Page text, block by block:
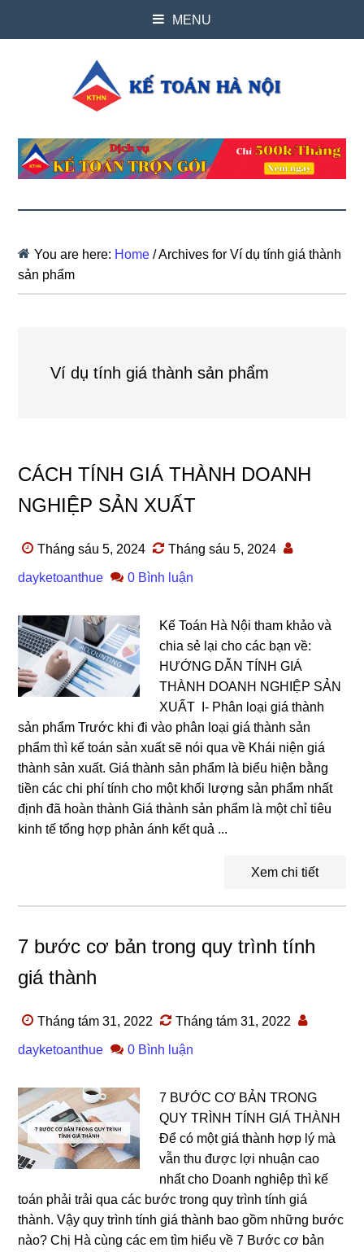
MENU
You are here: Home /Archives for Ví dụ tính giá thành
sản phẩm
Ví dụ tính giá thành sản phẩm
CÁCH TÍNH GIÁ THÀNH DOANH
NGHIỆP SẢN XUẤT
Tháng sáu 5, 2024 Tháng sáu 5, 2024
dayketoanthue 0 Bình luận
Kế Toán Hà Nội tham khảo và
chia sẻ lại cho các bạn về:
HƯỚNG DẪN TÍNH GIÁ
THÀNH DOANH NGHIỆP SẢN
XUẤT I- Phân loại giá thành
sản phẩm Trước khi đi vào phân loại giá thành sản
phẩm thì kế toán sản xuất sẽ nói qua về Khái niện giá
thành sản xuất. Giá thành sản phẩm là biểu hiện bằng
tiền các chi phí tính cho một khối lượng sản phẩm nhất
định đã hoàn thành Giá thành sản phẩm là một chỉ tiêu
kinh tế tổng hợp phản ánh kết quả ...
Xem chi tiết
7 bước cơ bản trong quy trình tính
giá thành
Tháng tám 31, 2022 Tháng tám 31, 2022
dayketoanthue 0 Bình luận
7 BƯỚC CƠ BẢN TRONG
QUY TRÌNH TÍNH GIÁ THÀNH
Để có một giá thành hợp lý mà
vẫn thu được lợi nhuận cao
nhất cho Doanh nghiệp thì kế
toán phải trải qua các bước trong quy trình tính giá
thành. Vậy quy trình tính giá thành bao gồm những bước
nào? Chị Hà cùng các em tìm hiểu về 7 Bước cơ bản